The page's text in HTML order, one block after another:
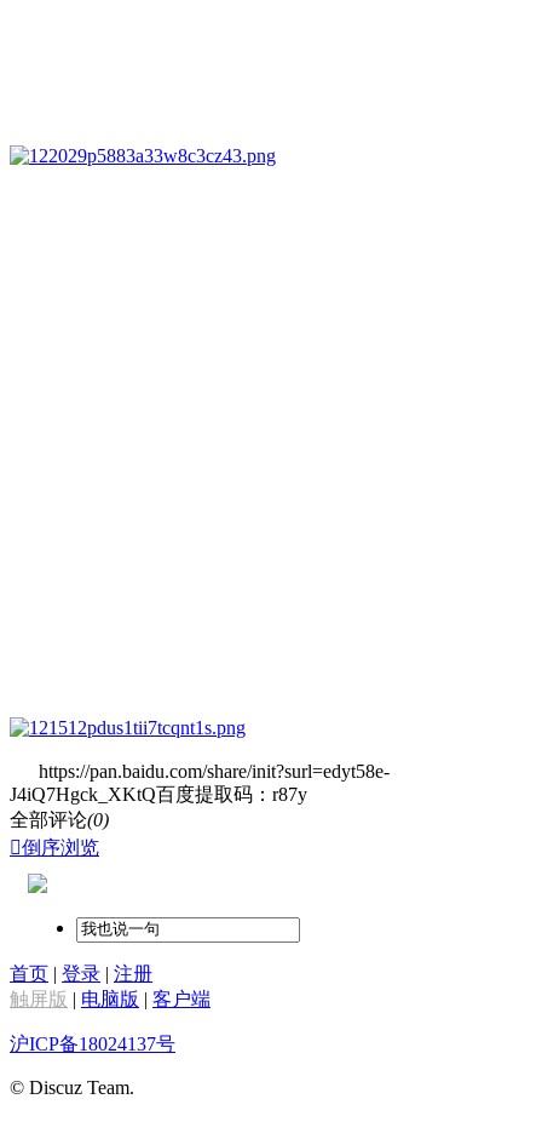
https://pan.baidu.com/share/init?surl=edyt58e-
J4iQ7Hgck_XKtQ百度提取码：r87y
全部评论(0)
倒序浏览
首页 | 登录 | 注册
触屏版 | 电脑版 | 客户端
沪ICP备18024137号
© Discuz Team.